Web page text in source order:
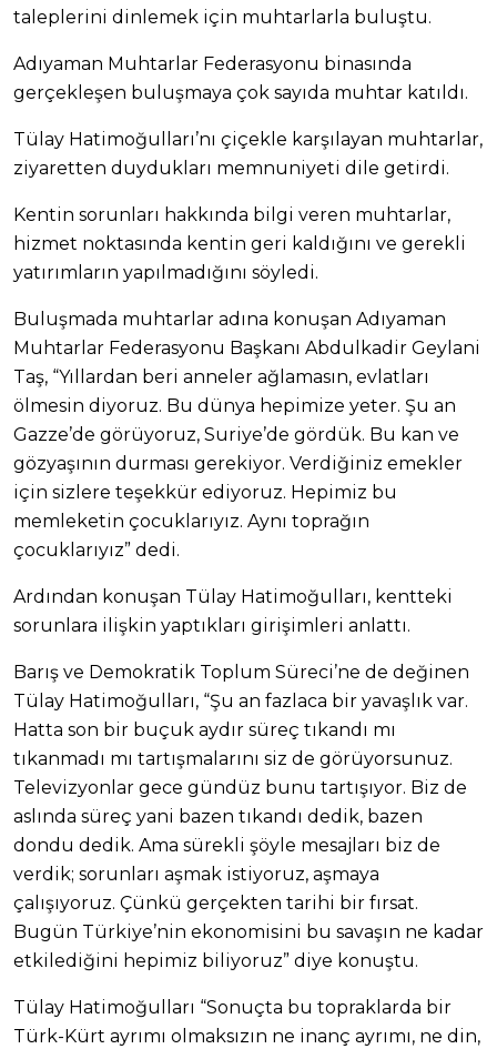
taleplerini dinlemek için muhtarlarla buluştu.
Adıyaman Muhtarlar Federasyonu binasında
gerçekleşen buluşmaya çok sayıda muhtar katıldı.
Tülay Hatimoğulları’nı çiçekle karşılayan muhtarlar,
ziyaretten duydukları memnuniyeti dile getirdi.
Kentin sorunları hakkında bilgi veren muhtarlar,
hizmet noktasında kentin geri kaldığını ve gerekli
yatırımların yapılmadığını söyledi.
Buluşmada muhtarlar adına konuşan Adıyaman
Muhtarlar Federasyonu Başkanı Abdulkadir Geylani
Taş, “Yıllardan beri anneler ağlamasın, evlatları
ölmesin diyoruz. Bu dünya hepimize yeter. Şu an
Gazze’de görüyoruz, Suriye’de gördük. Bu kan ve
gözyaşının durması gerekiyor. Verdiğiniz emekler
için sizlere teşekkür ediyoruz. Hepimiz bu
memleketin çocuklarıyız. Aynı toprağın
çocuklarıyız” dedi.
Ardından konuşan Tülay Hatimoğulları, kentteki
sorunlara ilişkin yaptıkları girişimleri anlattı.
Barış ve Demokratik Toplum Süreci’ne de değinen
Tülay Hatimoğulları, “Şu an fazlaca bir yavaşlık var.
Hatta son bir buçuk aydır süreç tıkandı mı
tıkanmadı mı tartışmalarını siz de görüyorsunuz.
Televizyonlar gece gündüz bunu tartışıyor. Biz de
aslında süreç yani bazen tıkandı dedik, bazen
dondu dedik. Ama sürekli şöyle mesajları biz de
verdik; sorunları aşmak istiyoruz, aşmaya
çalışıyoruz. Çünkü gerçekten tarihi bir fırsat.
Bugün Türkiye’nin ekonomisini bu savaşın ne kadar
etkilediğini hepimiz biliyoruz” diye konuştu.
Tülay Hatimoğulları “Sonuçta bu topraklarda bir
Türk-Kürt ayrımı olmaksızın ne inanç ayrımı, ne din,